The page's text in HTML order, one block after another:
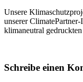
Unsere
unserer
klimaneutral
Schreibe einen